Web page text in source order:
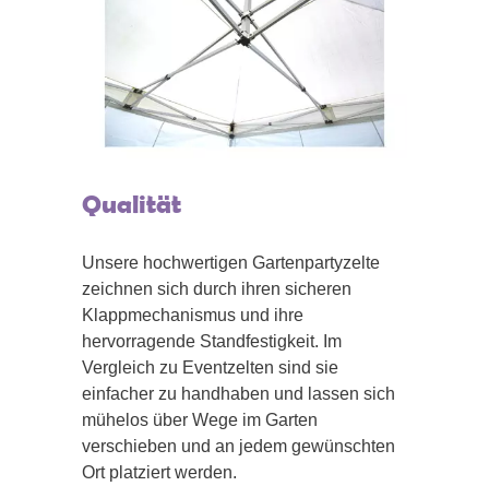
Qualität
Unsere hochwertigen Gartenpartyzelte
zeichnen sich durch ihren sicheren
Klappmechanismus und ihre
hervorragende Standfestigkeit. Im
Vergleich zu Eventzelten sind sie
einfacher zu handhaben und lassen sich
mühelos über Wege im Garten
verschieben und an jedem gewünschten
Ort platziert werden.